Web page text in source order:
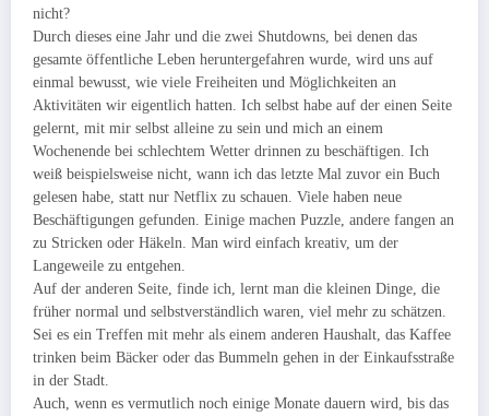
nicht?
Durch dieses eine Jahr und die zwei Shutdowns, bei denen das
gesamte öffentliche Leben heruntergefahren wurde, wird uns auf
einmal bewusst, wie viele Freiheiten und Möglichkeiten an
Aktivitäten wir eigentlich hatten. Ich selbst habe auf der einen Seite
gelernt, mit mir selbst alleine zu sein und mich an einem
Wochenende bei schlechtem Wetter drinnen zu beschäftigen. Ich
weiß beispielsweise nicht, wann ich das letzte Mal zuvor ein Buch
gelesen habe, statt nur Netflix zu schauen. Viele haben neue
Beschäftigungen gefunden. Einige machen Puzzle, andere fangen an
zu Stricken oder Häkeln. Man wird einfach kreativ, um der
Langeweile zu entgehen.
Auf der anderen Seite, finde ich, lernt man die kleinen Dinge, die
früher normal und selbstverständlich waren, viel mehr zu schätzen.
Sei es ein Treffen mit mehr als einem anderen Haushalt, das Kaffee
trinken beim Bäcker oder das Bummeln gehen in der Einkaufsstraße
in der Stadt.
Auch, wenn es vermutlich noch einige Monate dauern wird, bis das